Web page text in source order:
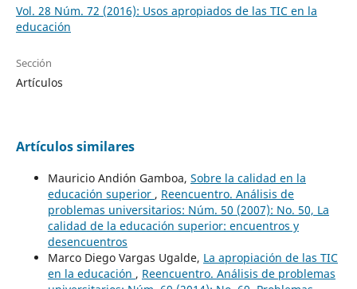
Vol. 28 Núm. 72 (2016): Usos apropiados de las TIC en la
educación
Sección
Artículos
Artículos similares
Mauricio Andión Gamboa, Sobre la calidad en la
educación superior , Reencuentro. Análisis de
problemas universitarios: Núm. 50 (2007): No. 50, La
calidad de la educación superior: encuentros y
desencuentros
Marco Diego Vargas Ugalde, La apropiación de las TIC
en la educación , Reencuentro. Análisis de problemas